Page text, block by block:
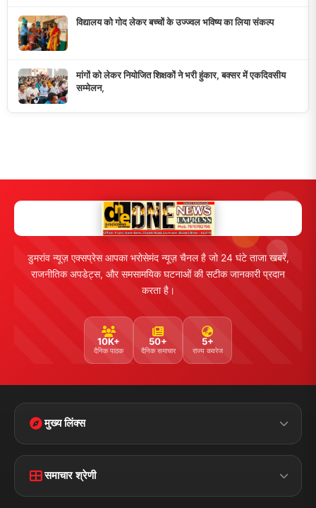
विद्यालय को गोद लेकर बच्चों के उज्ज्वल भविष्य का लिया संकल्प
मांगों को लेकर नियोजित शिक्षकों ने भरी हुंकार, बक्सर में एकदिवसीय
सम्मेलन,
डुमरांव न्यूज़ एक्सप्रेस आपका भरोसेमंद न्यूज़ चैनल है जो 24 घंटे ताजा खबरें,
राजनीतिक अपडेट्स, और समसामयिक घटनाओं की सटीक जानकारी प्रदान
करता है।
10K+
दैनिक पाठक
50+
दैनिक समाचार
5+
राज्य कवरेज
मुख्य लिंक्स
लाइव टीवी ब्रेकिंग न्यूज़
समाचार श्रेणी